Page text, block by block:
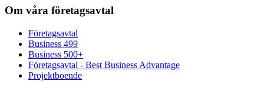
Om våra företagsavtal
Företagsavtal
Business 499
Business 500+
Företagsavtal - Best Business Advantage
Projektboende